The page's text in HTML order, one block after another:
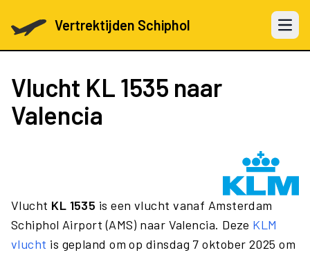
Vertrektijden Schiphol Open
Vlucht KL 1535 naar
Valencia
Vlucht KL 1535 is een vlucht vanaf Amsterdam
Schiphol Airport (AMS) naar Valencia. Deze KLM
vlucht is gepland om op dinsdag 7 oktober 2025 om